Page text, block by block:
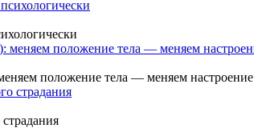
положение тела — меняем настроение